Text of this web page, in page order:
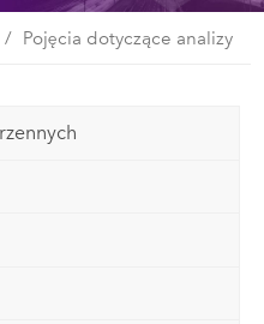
Pojęcia dotyczące analizy